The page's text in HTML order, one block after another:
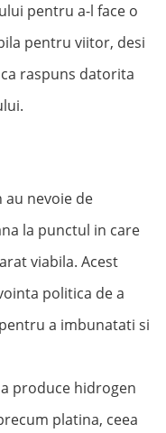
pentru a-l face o
pentru viitor, desi
raspuns datorita
nevoie de
la punctul in care
viabila. Acest
politica de a
a imbunatati si
produce hidrogen
platina, ceea